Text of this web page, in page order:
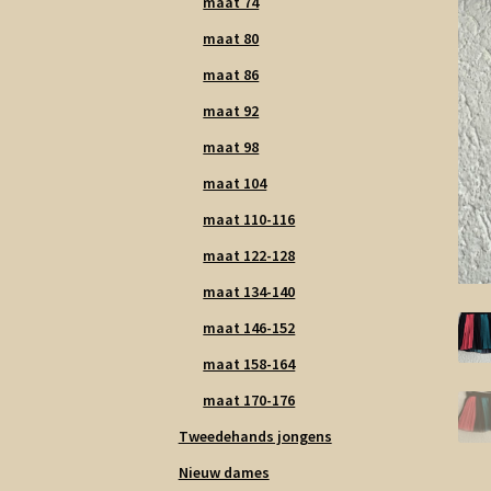
maat 80
maat 86
maat 92
maat 98
maat 104
maat 110-116
maat 122-128
maat 134-140
maat 146-152
maat 158-164
maat 170-176
Tweedehands jongens
Nieuw dames